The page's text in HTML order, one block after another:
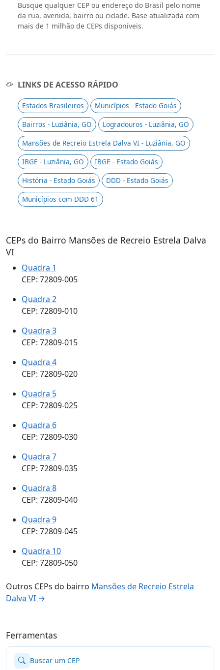
Busque qualquer CEP ou endereço do Brasil pelo nome
da rua, avenida, bairro ou cidade. Base atualizada com
mais de 1 milhão de CEPs disponíveis.
LINKS DE ACESSO RÁPIDO
Estados Brasileiros
Municípios - Estado Goiás
Bairros - Luziânia, GO
Logradouros - Luziânia, GO
Mansões de Recreio Estrela Dalva VI - Luziânia, GO
IBGE - Luziânia, GO
IBGE - Estado Goiás
História - Estado Goiás
DDD - Estado Goiás
Municípios com DDD 61
CEPs do Bairro Mansões de Recreio Estrela Dalva
VI
Quadra 1
CEP: 72809-005
Quadra 2
CEP: 72809-010
Quadra 3
CEP: 72809-015
Quadra 4
CEP: 72809-020
Quadra 5
CEP: 72809-025
Quadra 6
CEP: 72809-030
Quadra 7
CEP: 72809-035
Quadra 8
CEP: 72809-040
Quadra 9
CEP: 72809-045
Quadra 10
CEP: 72809-050
Outros CEPs do bairro Mansões de Recreio Estrela
Dalva VI →
Ferramentas
Buscar um CEP